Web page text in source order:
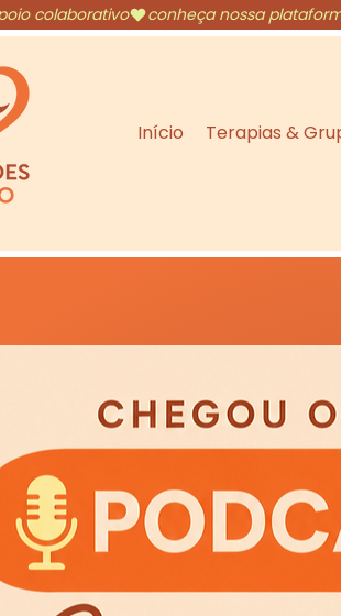
colaborativo
Início Terapias &